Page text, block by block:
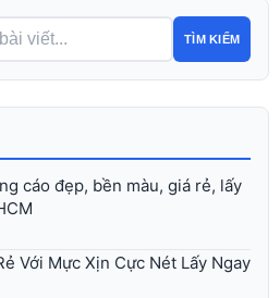
TÌM KIẾM
cáo đẹp, bền màu, giá rẻ, lấy
Với Mực Xịn Cực Nét Lấy Ngay